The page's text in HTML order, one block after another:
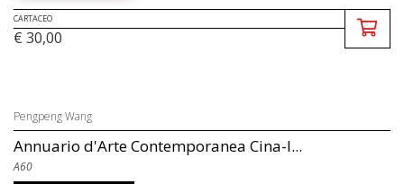
CARTACEO
€ 30,00
Pengpeng Wang
Annuario d'Arte Contemporanea Cina-I...
A60